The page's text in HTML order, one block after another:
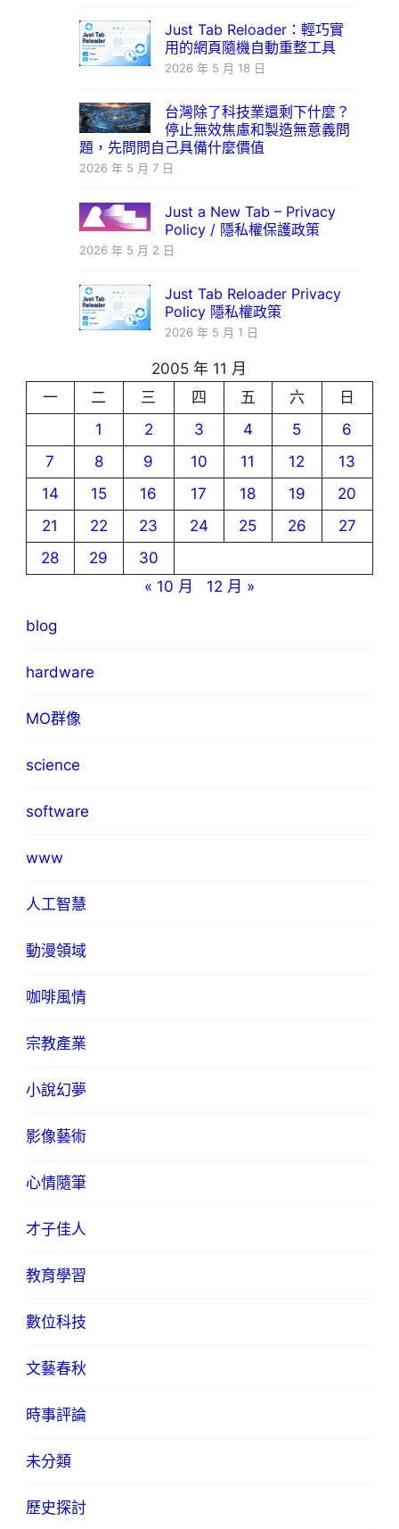
Just Tab Reloader：輕巧實
用的網頁隨機自動重整工具
2026 年 5 月 18 日
台灣除了科技業還剩下什麼？
停止無效焦慮和製造無意義問
題，先問問自己具備什麼價值
2026 年 5 月 7 日
Just a New Tab – Privacy
Policy / 隱私權保護政策
2026 年 5 月 2 日
Just Tab Reloader Privacy
Policy 隱私權政策
2026 年 5 月 1 日
2005 年 11 月
一
二 三 四 五 六
日
1
2 3 4 5
6
7
8 9 10 11 12
13
14
15 16 17 18 19
20
21
22 23 24 25 26
27
28
29
30
« 10 月
12 月 »
blog
hardware
MO群像
science
software
www
人工智慧
動漫領域
咖啡風情
宗教產業
小說幻夢
影像藝術
心情隨筆
才子佳人
教育學習
數位科技
文藝春秋
時事評論
未分類
歷史探討